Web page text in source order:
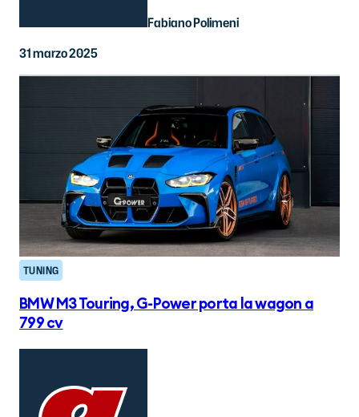
Fabiano Polimeni
31 marzo 2025
TUNING
BMW M3 Touring, G-Power porta la wagon a
799 cv